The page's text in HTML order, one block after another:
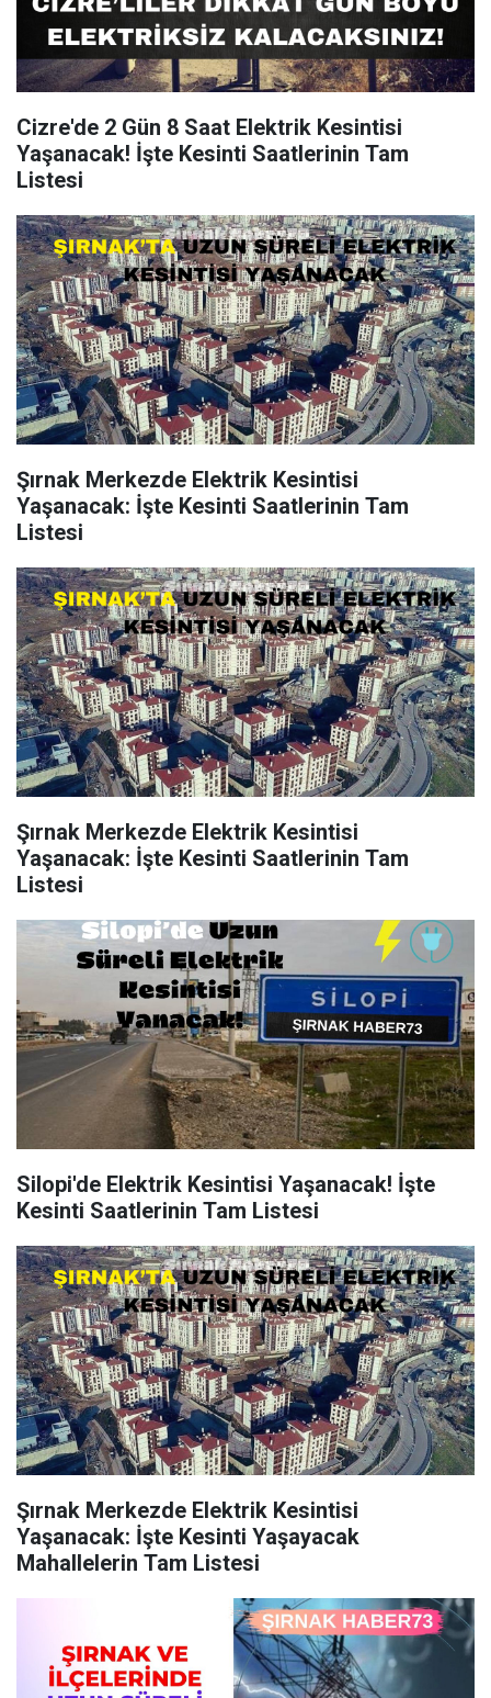
Cizre'de 2 Gün 8 Saat Elektrik Kesintisi
Yaşanacak! İşte Kesinti Saatlerinin Tam
Listesi
Şırnak Merkezde Elektrik Kesintisi
Yaşanacak: İşte Kesinti Saatlerinin Tam
Listesi
Şırnak Merkezde Elektrik Kesintisi
Yaşanacak: İşte Kesinti Saatlerinin Tam
Listesi
Silopi'de Elektrik Kesintisi Yaşanacak! İşte
Kesinti Saatlerinin Tam Listesi
Şırnak Merkezde Elektrik Kesintisi
Yaşanacak: İşte Kesinti Yaşayacak
Mahallelerin Tam Listesi